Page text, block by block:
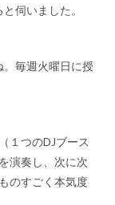
伺いました。
毎週火曜日に授
１つのDJブース
演奏し、次に次
のすごく本気度